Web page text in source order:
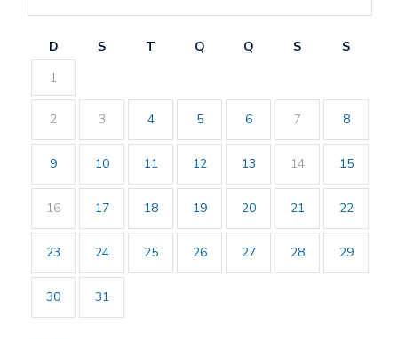
D S T Q Q S
S
1
2 3 4 5 6 7 8
9 10 11 12 13 14 15
16 17 18 19 20 21 22
23 24 25 26 27 28 29
30 31